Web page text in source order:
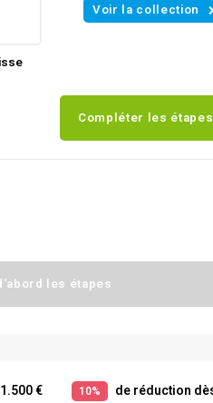
Voir la collection
Compléter les étapes
les étapes
€ 10% de réduction